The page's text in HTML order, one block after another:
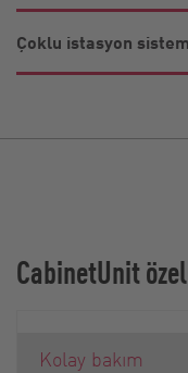
Çoklu istasyon
CabinetUnit
Kolay bakım